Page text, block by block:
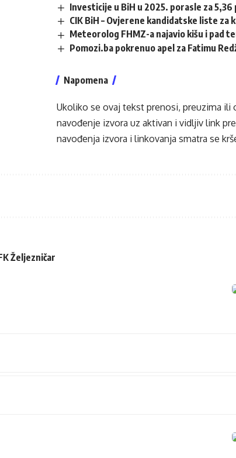
Investicije u BiH u 2025. porasle za
CIK BiH – Ovjerene kandidatske liste za
Meteorolog FHMZ-a najavio kišu i pad
Pomozi.ba pokrenuo apel za Fatimu
Napomena
Ukoliko se ovaj tekst prenosi, preuzima
navođenje izvora uz aktivan i vidljiv link
navođenja izvora i linkovanja smatra se
Željezničar